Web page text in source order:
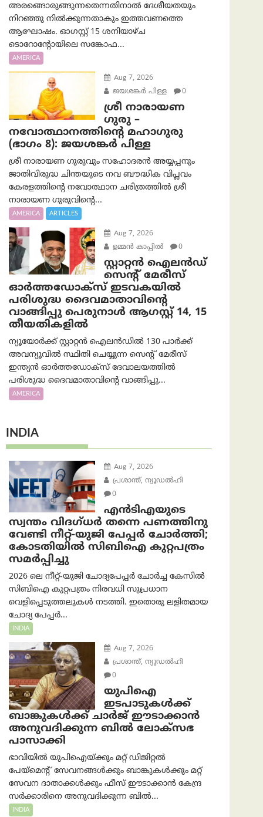
അരങ്ങൊരുങ്ങുന്നതെന്നതിനാൽ ദേശീയതയും
നിറഞ്ഞു നിൽക്കുന്നതാകും ഇത്തവണത്തെ
ആഘോഷം. ഓഗസ്റ്റ് 15 ശനിയാഴ്ച
ടൊറോന്റോയിലെ സങ്കോഫ...
AMERICA
Aug 7, 2026
ജയശങ്കര്‍ പിള്ള
0
ശ്രീ നാരായണ
ഗുരു –
നവോത്ഥാനത്തിന്റെ മഹാഗുരു
(ഭാഗം 8): ജയശങ്കര്‍ പിള്ള
ശ്രീ നാരായണ ഗുരുവും സഹോദരൻ അയ്യപ്പനും
ജാതിവിരുദ്ധ ചിന്തയുടെ നവ ബൗദ്ധിക വിപ്ലവം
കേരളത്തിന്റെ നവോത്ഥാന ചരിത്രത്തിൽ ശ്രീ
നാരായണ ഗുരുവിന്റെ...
AMERICA ARTICLES
Aug 7, 2026
ഉമ്മന്‍ കാപ്പില്‍
0
സ്റ്റാറ്റൻ ഐലൻഡ്
സെന്റ് മേരീസ്
ഓർത്തഡോക്സ് ഇടവകയിൽ
പരിശുദ്ധ ദൈവമാതാവിന്റെ
വാങ്ങിപ്പു പെരുനാൾ ആഗസ്റ്റ് 14, 15
തീയതികളിൽ
ന്യൂയോർക്ക് സ്റ്റാറ്റൻ ഐലൻഡിൽ 130 പാർക്ക്
അവന്യൂവിൽ സ്ഥിതി ചെയ്യുന്ന സെന്റ് മേരീസ്
ഇന്ത്യൻ ഓർത്തഡോക്സ് ദേവാലയത്തിൽ
പരിശുദ്ധ ദൈവമാതാവിന്റെ വാങ്ങിപ്പു...
AMERICA
INDIA
Aug 7, 2026
പ്രശാന്ത്, ന്യൂഡല്‍ഹി
0
എൻ‌ടി‌എയുടെ
സ്വന്തം വിദഗ്ധർ തന്നെ പണത്തിനു
വേണ്ടി നീറ്റ്-യു‌ജി പേപ്പർ ചോർത്തി;
കോടതിയില്‍ സിബിഐ കുറ്റപത്രം
സമര്‍പ്പിച്ചു
2026 ലെ നീറ്റ്-യുജി ചോദ്യപേപ്പർ ചോർച്ച കേസിൽ
സിബിഐ കുറ്റപത്രം നിരവധി സുപ്രധാന
വെളിപ്പെടുത്തലുകൾ നടത്തി. ഇതൊരു ലളിതമായ
ചോദ്യ പേപ്പർ...
INDIA
Aug 7, 2026
പ്രശാന്ത്, ന്യൂഡല്‍ഹി
0
യുപിഐ
ഇടപാടുകൾക്ക്
ബാങ്കുകൾക്ക് ചാർജ് ഈടാക്കാൻ
അനുവദിക്കുന്ന ബിൽ ലോക്‌സഭ
പാസാക്കി
ഭാവിയിൽ യുപിഐയ്ക്കും മറ്റ് ഡിജിറ്റൽ
പേയ്‌മെന്റ് സേവനങ്ങൾക്കും ബാങ്കുകൾക്കും മറ്റ്
സേവന ദാതാക്കൾക്കും ഫീസ് ഈടാക്കാൻ കേന്ദ്ര
സർക്കാരിനെ അനുവദിക്കുന്ന ബിൽ...
INDIA